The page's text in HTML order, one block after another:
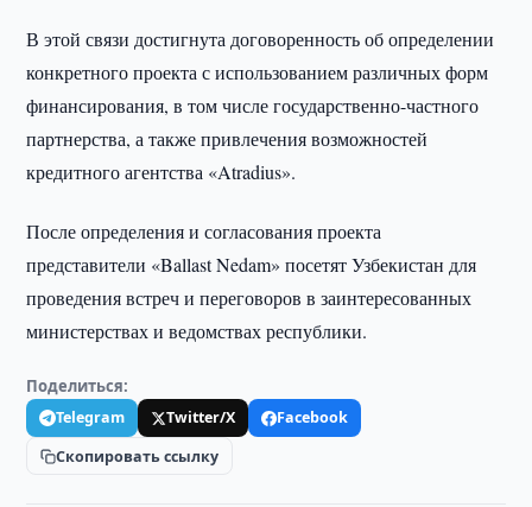
В этой связи достигнута договоренность об определении
конкретного проекта с использованием различных форм
финансирования, в том числе государственно-частного
партнерства, а также привлечения возможностей
кредитного агентства «Atradius».
После определения и согласования проекта
представители «Ballast Nedam» посетят Узбекистан для
проведения встреч и переговоров в заинтересованных
министерствах и ведомствах республики.
Поделиться:
Telegram Twitter/X
Facebook
Скопировать ссылку